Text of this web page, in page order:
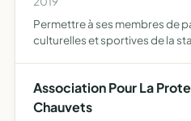
Permettre à ses membres de
culturelles et sportives de la
Association Pour La
Chauvets